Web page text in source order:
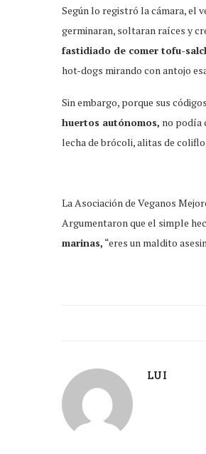
Según lo registró la cámara, el
germinaran, soltaran raíces y
fastidiado de comer tofu-
hot-dogs mirando con antojo
Sin embargo, porque sus
huertos autónomos, no podía
lecha de brócoli, alitas de
La Asociación de Veganos
Argumentaron que el simple
marinas, “eres un maldito
LUI